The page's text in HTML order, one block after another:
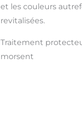
et les couleurs
revitalisées.
Traitement
morsent